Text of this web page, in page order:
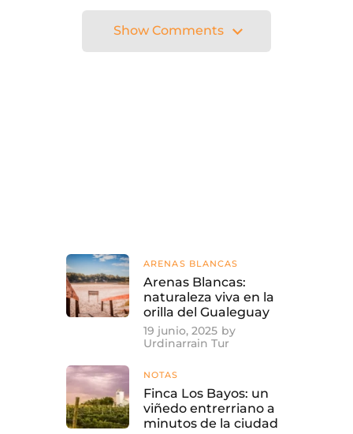
bebés.
Show Comments
ARENAS BLANCAS
Arenas Blancas:
naturaleza viva en la
orilla del Gualeguay
19 junio, 2025 by
Urdinarrain Tur
NOTAS
Finca Los Bayos: un
viñedo entrerriano a
minutos de la ciudad